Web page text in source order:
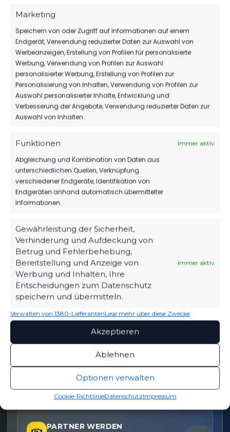
Marketing
Speichern von oder Zugriff auf Informationen auf einem
Endgerät, Verwendung reduzierter Daten zur Auswahl von
Werbeanzeigen, Erstellung von Profilen für personalisierte
Werbung, Verwendung von Profilen zur Auswahl
personalisierter Werbung, Erstellung von Profilen zur
Personalisierung von Inhalten, Verwendung von Profilen zur
Auswahl personalisierter Inhalte, Entwicklung und
Verbesserung der Angebote, Verwendung reduzierter Daten zur
Auswahl von Inhalten.
Funktionen Immer aktiv
Abgleichung und Kombination von Daten aus
unterschiedlichen Quellen, Verknüpfung
verschiedener Endgeräte, Identifikation von
Endgeräten anhand automatisch übermittelter
Informationen.
Gewährleistung der Sicherheit,
Verhinderung und Aufdeckung von
Betrug und Fehlerbehebung,
Bereitstellung und Anzeige von
Werbung und Inhalten, Ihre
Entscheidungen zum Datenschutz
speichern und übermitteln.
Immer aktiv
Verwalten von 1380-LieferantenLese mehr über diese Zwecke
Akzeptieren
Ablehnen
Optionen verwalten
Cookie-RichtlinieDatenschutzImpressum
FSV 63 Luckenwalde B-
Jugend vs SG Rot-Weiß
Neuenhagen
24. Mai 2025
Ähnlicher Beitrag
OFFIZIELLE VEREINSSEITE
DEIN HEIMSPIEL. DEIN FSV.
Tickets, Spielplan, News und Vereinsinfos – alles
kompakt auf einen Blick.
Eintrittspreise & Spieltag
SPIELPLAN
Nächste Partien ansehen
PARTNER WERDEN